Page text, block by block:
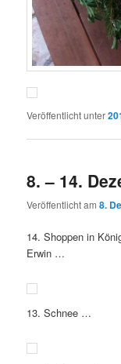
Veröffentlicht unter
8. – 14.
Veröffentlicht am8.
14. Shoppen in
Erwin …
13. Schnee …